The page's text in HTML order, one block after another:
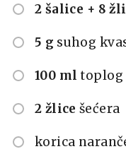
2 šalice + 8
5 g suhog
100 ml toplog
2 žlice šećera
korica